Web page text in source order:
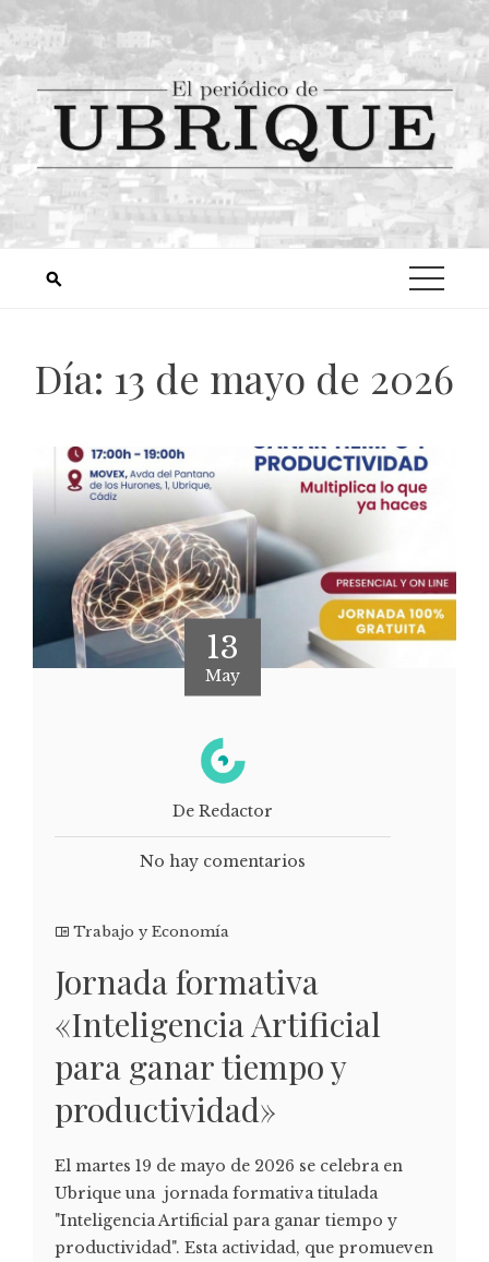
Día: 13 de mayo de 2026
13
May
De Redactor
No hay comentarios
Trabajo y Economía
Jornada formativa
«Inteligencia Artificial
para ganar tiempo y
productividad»
El martes 19 de mayo de 2026 se celebra en
Ubrique una jornada formativa titulada
"Inteligencia Artificial para ganar tiempo y
productividad". Esta actividad, que promueven